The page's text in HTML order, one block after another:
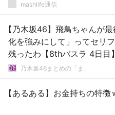
mashlife通信
【乃木坂46】飛鳥ちゃんが
化を強みにして」ってセリ
残ったわ【8thバスラ 4日目】
乃木坂46まとめの「ま」
【あるある】お金持ちの特徴